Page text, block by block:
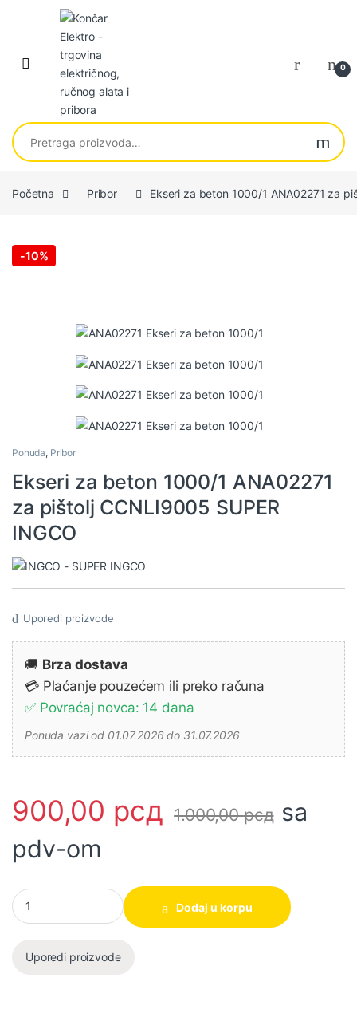
Skip to navigation
Skip to content
0
Pretraga za:
Početna Pribor Ekseri za beton 1000/1 ANA02271 za
-10%
Ponuda, Pribor
Ekseri za beton 1000/1 ANA02271
za pištolj CCNLI9005 SUPER
INGCO
Uporedi proizvode
🚚 Brza dostava
💳 Plaćanje pouzećem ili preko računa
✅ Povraćaj novca: 14 dana
Ponuda vazi od 01.07.2026 do 31.07.2026
900,00 рсд 1.000,00рсд sa
pdv-om
Ekseri za beton 1000/1 ANA02271 za pištolj CCNLI9005 SUPER
Dodaj u korpu
Uporedi proizvode